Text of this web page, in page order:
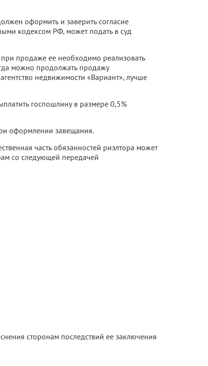
оформить и заверить согласие
кодексом РФ, может подать в суд
продаже ее необходимо реализовать
можно продолжать продажу
недвижимости «Вариант», лучше
госпошлину в размере 0,5%
оформлении завещания.
часть обязанностей риэлтора может
со следующей передачей
сторонам последствий ее заключения